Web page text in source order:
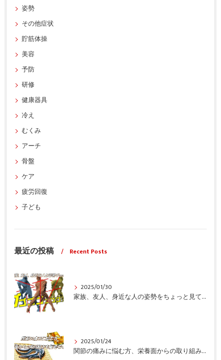
姿勢
その他症状
貯筋体操
美容
予防
研修
健康器具
冷え
むくみ
アーチ
骨盤
ケア
疲労回復
子ども
最近の投稿 Recent Posts
2025/01/30
家族、友人、身近な人の姿勢をちょっと見てみませんか？
2025/01/24
関節の痛みに悩む方、栄養面からの取り組みも重要ですよ！